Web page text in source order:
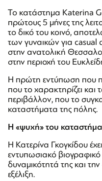
Το κατάστημα Katerina
πρώτους 5 μήνες της
το δικό του κοινό,
των γυναικών για casual
στην ανατολική
στην περιοχή του
Η πρώτη εντύπωση που
που το χαρακτηρίζει και
περιβάλλον, που το
καταστήματα της πόλης.
Η «ψυχή» του
Η Κατερίνα Γκογκίδου
εντυπωσιακό βιογραφικό
δυναμικότητά της και
εξέλιξη.